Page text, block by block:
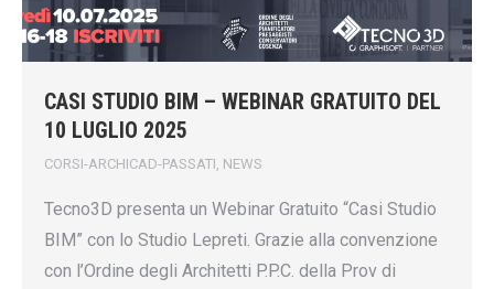
CASI STUDIO BIM – WEBINAR GRATUITO DEL
10 LUGLIO 2025
CORSI-ARCHICAD-PASSATI NEWS
Tecno3D presenta un Webinar Gratuito “Casi Studio
BIM” con lo Studio Lepreti. Grazie alla convenzione
con l’Ordine degli Architetti P.P.C. della Prov di